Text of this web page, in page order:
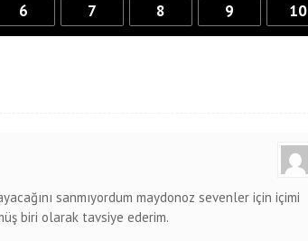
6 7 8 9 10
sanmıyordum maydonoz sevenler için içimi
biri olarak tavsiye ederim.